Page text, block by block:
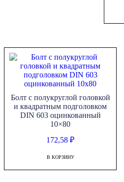
Болт с полукруглой головкой
и квадратным подголовком
DIN 603 оцинкованный
10×80
172,58₽
В КОРЗИНУ